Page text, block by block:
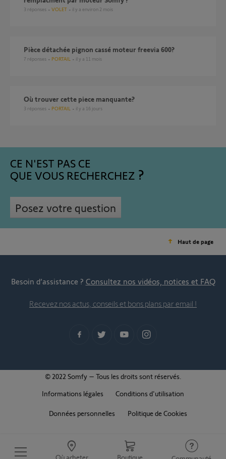
Où acheter Boutique
3 réponses VOLET il y a environ 2 mois
Pièce détachée pignon cassé moteur freevia 600?
7 réponses PORTAIL il y a 11 mois
où trouver cette piece manquante?
3 réponses PORTAIL il y a 16 jours
CE N'EST PAS CE
QUE VOUS RECHERCHEZ
Posez votre question
Haut de page
Besoin d’assistance ? Consultez nos vidéos, notices et FAQ
Recevez nos actus, conseils et bons plans par email !
© 2022 Somfy – Tous les droits sont réservés.
Informations légales
Conditions d'utilisation
Données personnelles Politique de Cookies